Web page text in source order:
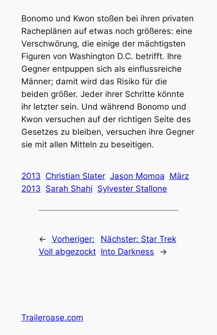
Bonomo und Kwon stoßen bei ihren privaten
Racheplänen auf etwas noch größeres: eine
Verschwörung, die einige der mächtigsten
Figuren von Washington D.C. betrifft. Ihre
Gegner entpuppen sich als einflussreiche
Männer; damit wird das Risiko für die
beiden größer. Jeder ihrer Schritte könnte
ihr letzter sein. Und während Bonomo und
Kwon versuchen auf der richtigen Seite des
Gesetzes zu bleiben, versuchen ihre Gegner
sie mit allen Mitteln zu beseitigen.
2013 Christian Slater Jason Momoa März
2013 Sarah Shahi Sylvester Stallone
← Vorheriger:
Voll abgezockt
Nächster: Star Trek
Into Darkness
→
Traileroase.com